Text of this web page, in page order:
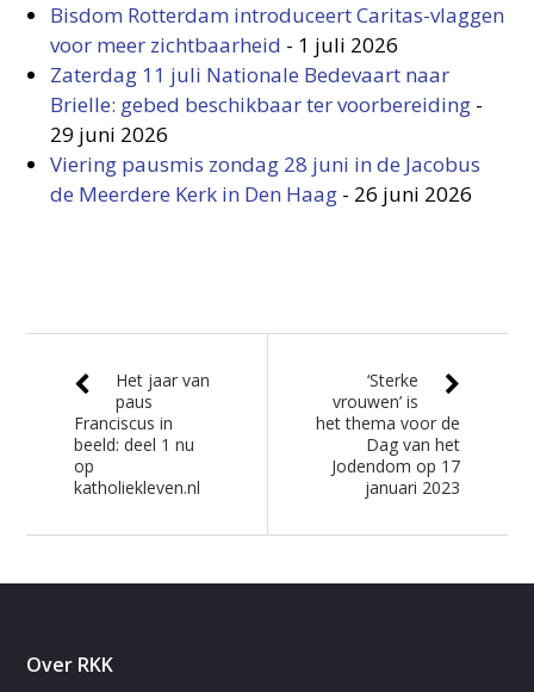
Bisdom Rotterdam introduceert Caritas-vlaggen
voor meer zichtbaarheid - 1 juli 2026
Zaterdag 11 juli Nationale Bedevaart naar
Brielle: gebed beschikbaar ter voorbereiding -
29 juni 2026
Viering pausmis zondag 28 juni in de Jacobus
de Meerdere Kerk in Den Haag - 26 juni 2026
Het jaar van
paus
Franciscus in
beeld: deel 1 nu
op
katholiekleven.nl
‘Sterke
vrouwen’ is
het thema voor de
Dag van het
Jodendom op 17
januari 2023
Over RKK